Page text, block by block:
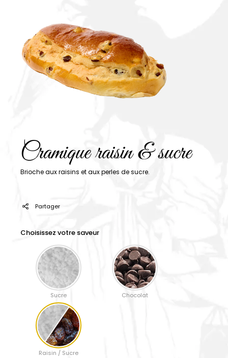
Cramique raisin & sucre
Brioche aux raisins et aux perles de sucre.
Partager
Choisissez votre saveur
Sucre Chocolat
Raisin / Sucre